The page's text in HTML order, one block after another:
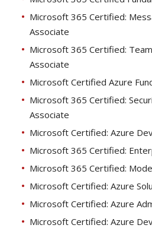
Microsoft 365 Certified:
Associate
Microsoft 365 Certified:
Associate
Microsoft Certified Azure
Microsoft 365 Certified:
Associate
Microsoft Certified: Azure
Microsoft 365 Certified:
Microsoft 365 Certified:
Microsoft Certified: Azure
Microsoft Certified: Azure
Microsoft Certified: Azure